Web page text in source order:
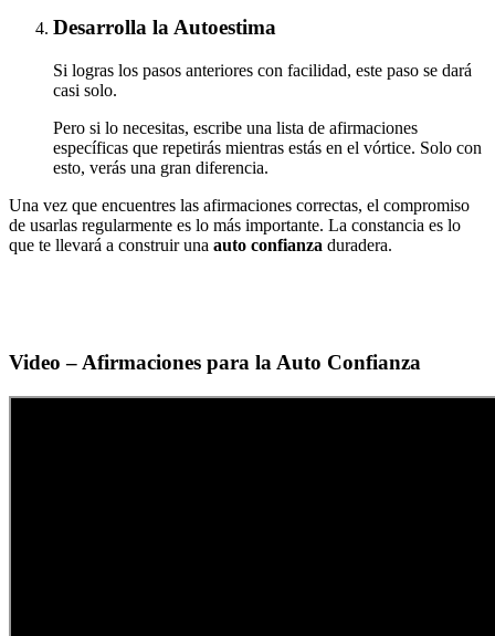
Desarrolla la Autoestima
Si logras los pasos anteriores con facilidad, este paso se dará
casi solo.
Pero si lo necesitas, escribe una lista de afirmaciones
específicas que repetirás mientras estás en el vórtice. Solo con
esto, verás una gran diferencia.
Una vez que encuentres las afirmaciones correctas, el compromiso
de usarlas regularmente es lo más importante. La constancia es lo
que te llevará a construir una auto confianza duradera.
Video – Afirmaciones para la Auto Confianza